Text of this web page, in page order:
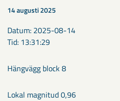
14 augusti 2025
Datum: 2025-08-14
Tid: 13:31:29
Hängvägg block 8
Lokal magnitud 0,96